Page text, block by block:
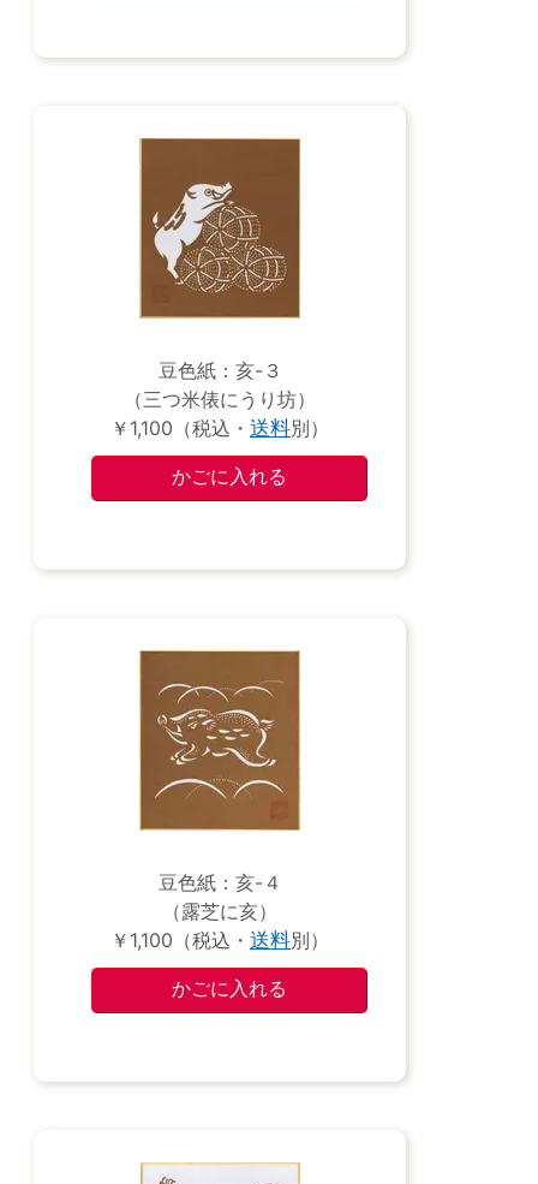
豆色紙：亥-３
（三つ米俵にうり坊）
￥1,100（税込・ 送料別）
豆色紙：亥-４
（露芝に亥）
￥1,100（税込・ 送料別）